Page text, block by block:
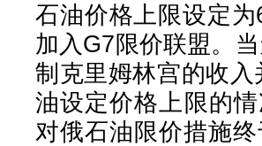
石油价格上限设定
加入G7限价联盟。
制克里姆林宫的收
油设定价格上限的
对俄石油限价措施